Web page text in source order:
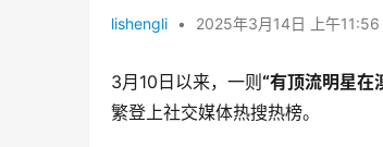
lishengli • 2025年3月14日 上午11:56
3月10日以来，一则 “有顶流明星在
繁登上社交媒体热搜热榜。